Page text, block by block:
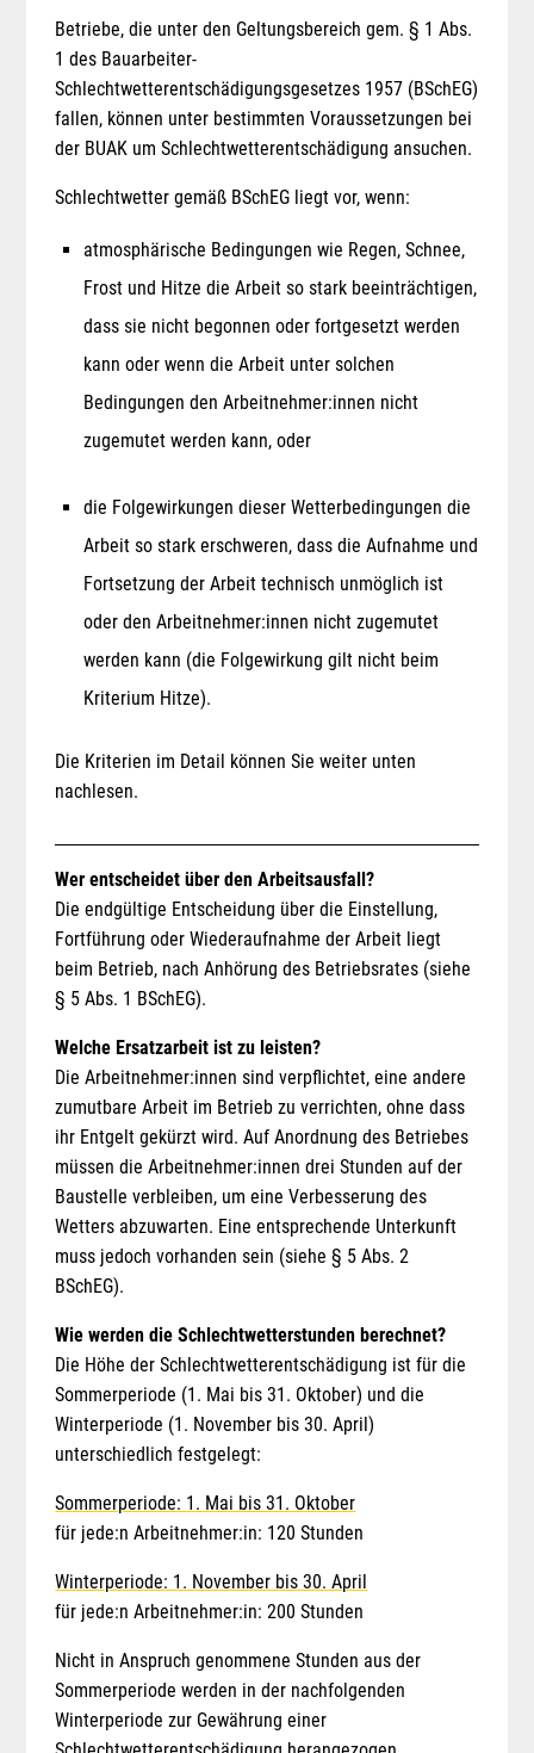
Betriebe, die unter den Geltungsbereich gem. § 1 Abs.
1 des Bauarbeiter-
Schlechtwetterentschädigungsgesetzes 1957 (BSchEG)
fallen, können unter bestimmten Voraussetzungen bei
der BUAK um Schlechtwetterentschädigung ansuchen.
Schlechtwetter gemäß BSchEG liegt vor, wenn:
atmosphärische Bedingungen wie Regen, Schnee,
Frost und Hitze die Arbeit so stark beeinträchtigen,
dass sie nicht begonnen oder fortgesetzt werden
kann oder wenn die Arbeit unter solchen
Bedingungen den Arbeitnehmer:innen nicht
zugemutet werden kann, oder
die Folgewirkungen dieser Wetterbedingungen die
Arbeit so stark erschweren, dass die Aufnahme und
Fortsetzung der Arbeit technisch unmöglich ist
oder den Arbeitnehmer:innen nicht zugemutet
werden kann (die Folgewirkung gilt nicht beim
Kriterium Hitze).
Die Kriterien im Detail können Sie weiter unten
nachlesen.
Wer entscheidet über den Arbeitsausfall?
Die endgültige Entscheidung über die Einstellung,
Fortführung oder Wiederaufnahme der Arbeit liegt
beim Betrieb, nach Anhörung des Betriebsrates (siehe
§ 5 Abs. 1 BSchEG).
Welche Ersatzarbeit ist zu leisten?
Die Arbeitnehmer:innen sind verpflichtet, eine andere
zumutbare Arbeit im Betrieb zu verrichten, ohne dass
ihr Entgelt gekürzt wird. Auf Anordnung des Betriebes
müssen die Arbeitnehmer:innen drei Stunden auf der
Baustelle verbleiben, um eine Verbesserung des
Wetters abzuwarten. Eine entsprechende Unterkunft
muss jedoch vorhanden sein (siehe § 5 Abs. 2
BSchEG).
Wie werden die Schlechtwetterstunden berechnet?
Die Höhe der Schlechtwetterentschädigung ist für die
Sommerperiode (1. Mai bis 31. Oktober) und die
Winterperiode (1. November bis 30. April)
unterschiedlich festgelegt:
Sommerperiode: 1. Mai bis 31. Oktober
für jede:n Arbeitnehmer:in: 120 Stunden
Winterperiode: 1. November bis 30. April
für jede:n Arbeitnehmer:in: 200 Stunden
Nicht in Anspruch genommene Stunden aus der
Sommerperiode werden in der nachfolgenden
Winterperiode zur Gewährung einer